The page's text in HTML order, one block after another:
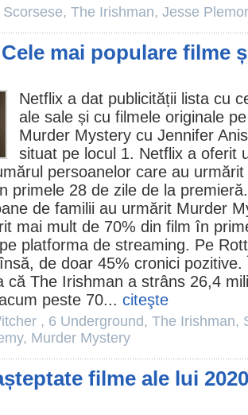
, The Irishman, Jesse
Cele mai populare filme
Netflix a dat publicității lista cu
ale sale și cu filmele originale
Murder Mystery cu Jennifer
situat pe locul 1. Netflix a oferit
persoanelor care au
primele 28 de zile de la
de familii au urmărit Murder
mai mult de 70% din film în
platforma de streaming. Pe
de doar 45% cronici
că The Irishman a strâns 26,4
peste 70... citeşte
, 6 Underground, The Irishman,
, Murder Mystery
filme ale lui 2020